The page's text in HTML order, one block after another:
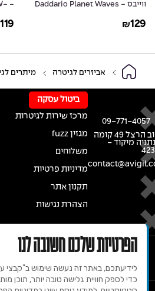
ווייבס - Daddario Planet Waves
₪129
119
אביזרים לגיטרה מיתרים
רחוב הרצל 49 קומה
מיקוד -
09-771-4057
ביטול עסקה
מרכז שירות לגיטרות
מגזין fuzz
משלוחים
מדיניות פרטיות
תקנון אתר
הצהרת נגישות
הפרטיות שלכם חשובה לנו
כדי לספק חוויית גלישה טובה יותר, תוכן